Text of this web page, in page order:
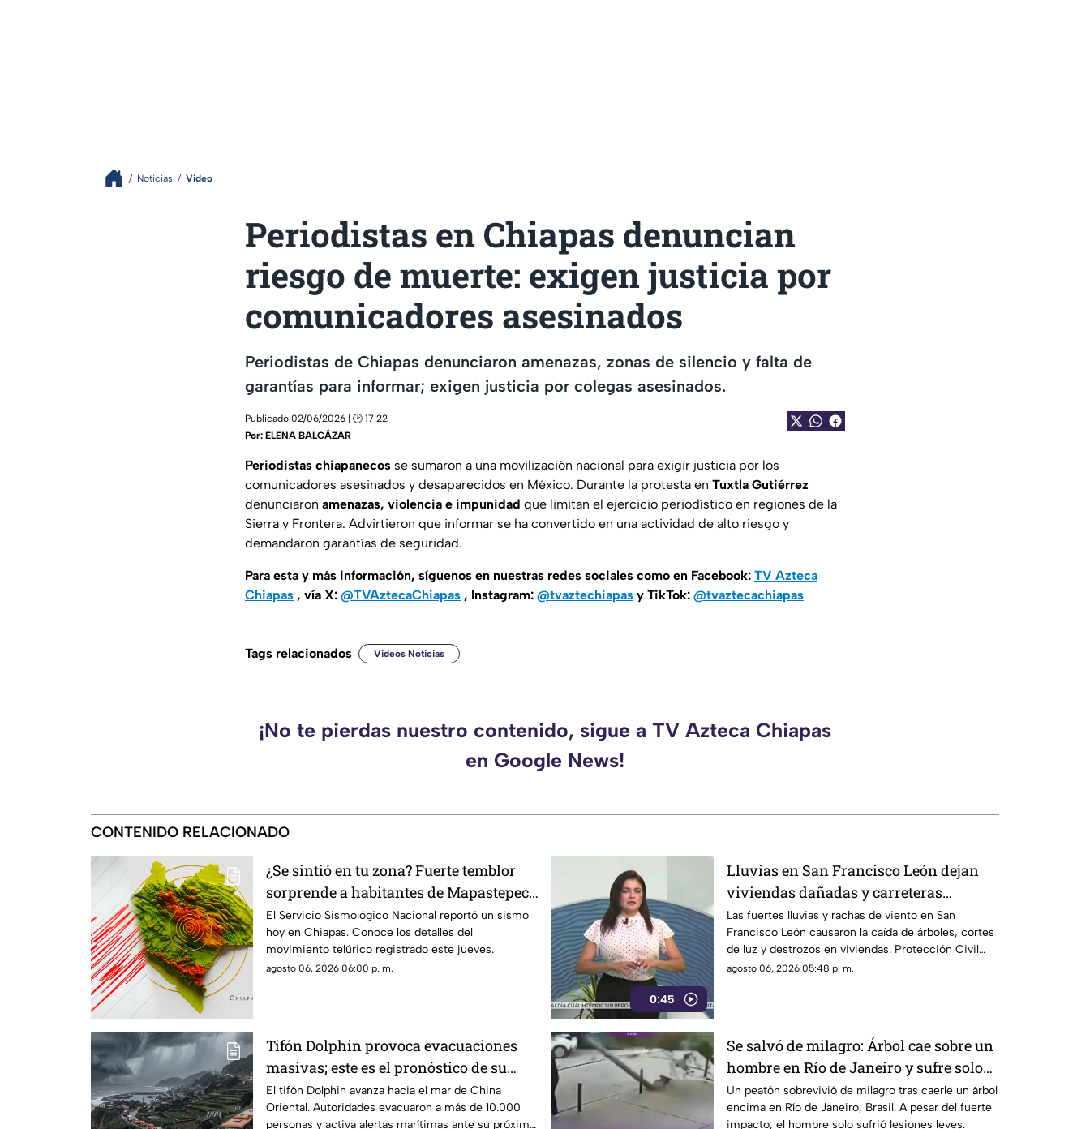
Noticias Video
Periodistas en Chiapas denuncian
riesgo de muerte: exigen justicia por
comunicadores asesinados
Periodistas de Chiapas denunciaron amenazas, zonas de silencio y falta de
garantías para informar; exigen justicia por colegas asesinados.
Publicado 02/06/2026 | 🕑 17:22
Por: ELENA BALCÁZAR
Periodistas chiapanecos se sumaron a una movilización nacional para exigir justicia por los
comunicadores asesinados y desaparecidos en México. Durante la protesta en Tuxtla Gutiérrez
denunciaron amenazas, violencia e impunidad que limitan el ejercicio periodístico en regiones de la
Sierra y Frontera. Advirtieron que informar se ha convertido en una actividad de alto riesgo y
demandaron garantías de seguridad.
Para esta y más información, síguenos en nuestras redes sociales como en Facebook: TV Azteca
Chiapas , vía X: @TVAztecaChiapas , Instagram: @tvaztechiapas y TikTok: @tvaztecachiapas
Tags relacionados Videos Noticias
¡No te pierdas nuestro contenido, sigue a TV Azteca Chiapas
en Google News!
CONTENIDO RELACIONADO
¿Se sintió en tu zona? Fuerte temblor
sorprende a habitantes de Mapastepec,
Chiapas
El Servicio Sismológico Nacional reportó un sismo
hoy en Chiapas. Conoce los detalles del
movimiento telúrico registrado este jueves.
agosto 06, 2026 06:00 p. m.
0:45
Lluvias en San Francisco León dejan
viviendas dañadas y carreteras
bloqueadas
Las fuertes lluvias y rachas de viento en San
Francisco León causaron la caída de árboles, cortes
de luz y destrozos en viviendas. Protección Civil
auxilio a la zona.
agosto 06, 2026 05:48 p. m.
Tifón Dolphin provoca evacuaciones
masivas; este es el pronóstico de su
trayectoria
El tifón Dolphin avanza hacia el mar de China
Oriental. Autoridades evacuaron a más de 10.000
personas y activa alertas marítimas ante su próxima
Se salvó de milagro: Árbol cae sobre un
hombre en Río de Janeiro y sufre solo
heridas leves
Un peatón sobrevivió de milagro tras caerle un árbol
encima en Río de Janeiro, Brasil. A pesar del fuerte
impacto, el hombre solo sufrió lesiones leves.